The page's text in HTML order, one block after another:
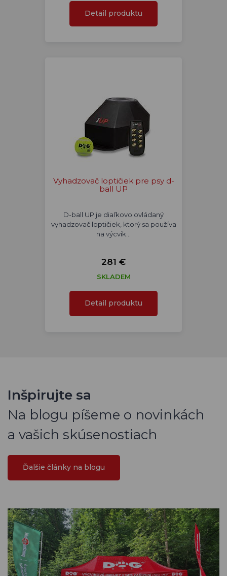
Detail produktu
Vyhadzovač loptičiek pre psy d-
ball UP
D-ball UP je diaľkovo ovládaný
vyhadzovač loptičiek, ktorý sa používa
na výcvik…
281 €
SKLADEM
Detail produktu
Inšpirujte sa
Na blogu píšeme o novinkách
a vašich skúsenostiach
Ďalšie články na blogu